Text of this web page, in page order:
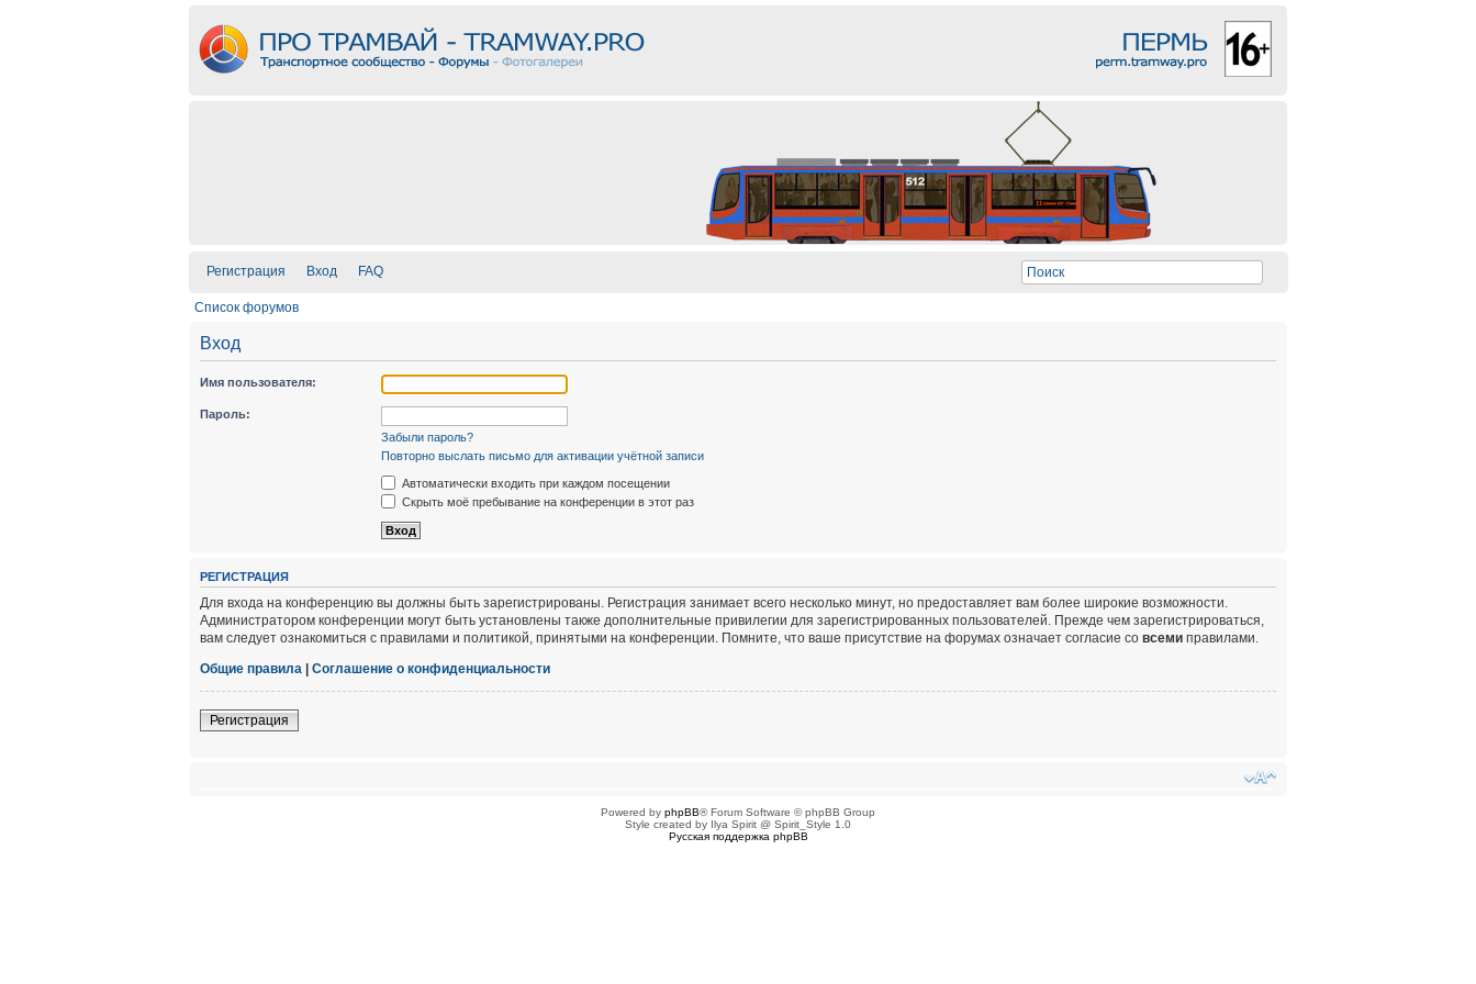
Регистрация Вход FAQ
Список форумов
Вход
Имя пользователя:
Пароль:
Забыли пароль?
Повторно выслать письмо для активации учётной записи
Автоматически входить при каждом посещении
Скрыть моё пребывание на конференции в этот раз
РЕГИСТРАЦИЯ
Для входа на конференцию вы должны быть зарегистрированы. Регистрация занимает всего несколько минут, но предоставляет вам более широкие возможности.
Администратором конференции могут быть установлены также дополнительные привилегии для зарегистрированных пользователей. Прежде чем зарегистрироваться,
вам следует ознакомиться с правилами и политикой, принятыми на конференции. Помните, что ваше присутствие на форумах означает согласие со всеми правилами.
Общие правила | Соглашение о конфиденциальности
Регистрация
Powered by phpBB® Forum Software © phpBB Group
Style created by Ilya Spirit @ Spirit_Style 1.0
Русская поддержка phpBB